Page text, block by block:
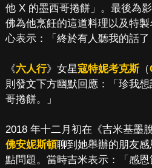
他 X 的墨西哥捲餅」。最後為
佛為他烹飪的這道料理以及特
心表示：「終於有人聽我的話了
《六人行》女星寇特妮考克斯（
則發文下方幽默回應：「珍我
哥捲餅。」
2018 年十二月初在《吉米基墨
佛安妮斯頓聊到她舉辦的朋友
點問題。當時吉米表示：「感